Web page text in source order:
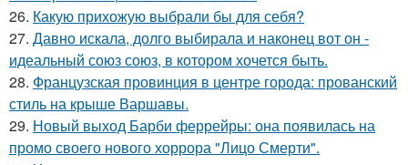
26. Какую прихожую выбрали бы для себя?
27. Давно искала, долго выбирала и наконец вот он -
идеальный союз союз, в котором хочется быть.
28. Французская провинция в центре города: прованский
стиль на крыше Варшавы.
29. Новый выход Барби феррейры: она появилась на
промо своего нового хоррора "Лицо Смерти".